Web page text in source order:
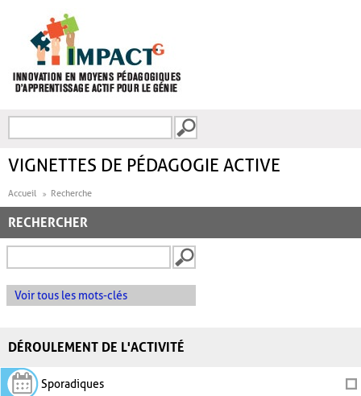
FORMULAIRE DE
VIGNETTES DE PÉDAGOGIE ACTIVE
Accueil Recherche
RECHERCHER
Voir tous les mots-clés
DÉROULEMENT DE L'ACTIVITÉ
Sporadiques